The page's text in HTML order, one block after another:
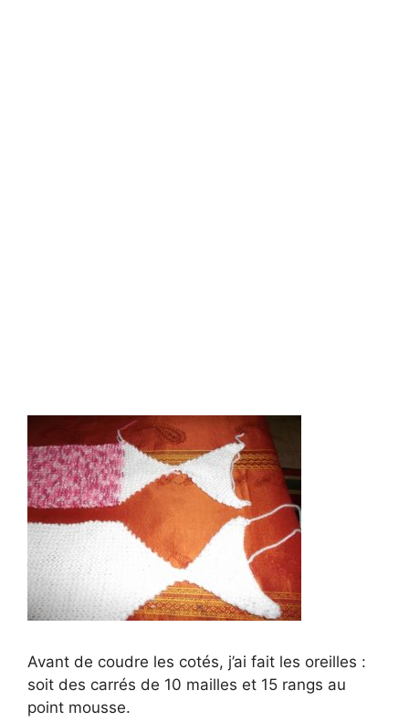
Avant de coudre les cotés, j’ai fait les oreilles :
soit des carrés de 10 mailles et 15 rangs au
point mousse.